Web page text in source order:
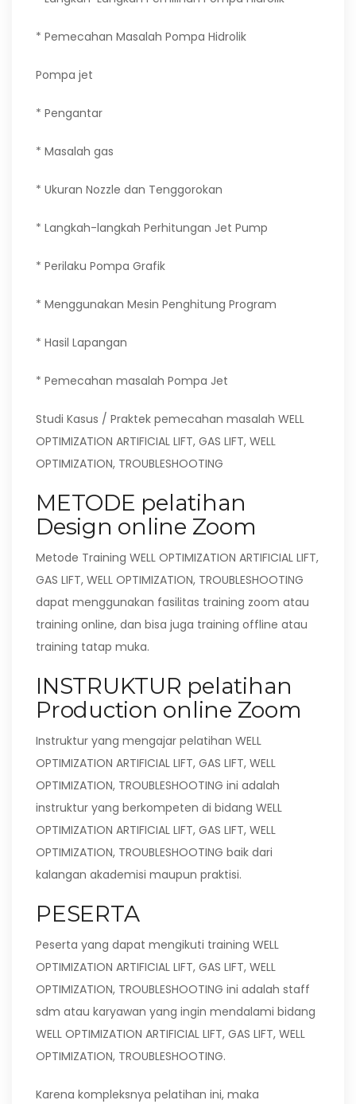
* Pemecahan Masalah Pompa Hidrolik
Pompa jet
* Pengantar
* Masalah gas
* Ukuran Nozzle dan Tenggorokan
* Langkah-langkah Perhitungan Jet Pump
* Perilaku Pompa Grafik
* Menggunakan Mesin Penghitung Program
* Hasil Lapangan
* Pemecahan masalah Pompa Jet
Studi Kasus / Praktek pemecahan masalah WELL
OPTIMIZATION ARTIFICIAL LIFT, GAS LIFT, WELL
OPTIMIZATION, TROUBLESHOOTING
METODE pelatihan
Design online Zoom
Metode Training WELL OPTIMIZATION ARTIFICIAL LIFT,
GAS LIFT, WELL OPTIMIZATION, TROUBLESHOOTING
dapat menggunakan fasilitas training zoom atau
training online, dan bisa juga training offline atau
training tatap muka.
INSTRUKTUR pelatihan
Production online Zoom
Instruktur yang mengajar pelatihan WELL
OPTIMIZATION ARTIFICIAL LIFT, GAS LIFT, WELL
OPTIMIZATION, TROUBLESHOOTING ini adalah
instruktur yang berkompeten di bidang WELL
OPTIMIZATION ARTIFICIAL LIFT, GAS LIFT, WELL
OPTIMIZATION, TROUBLESHOOTING baik dari
kalangan akademisi maupun praktisi.
PESERTA
Peserta yang dapat mengikuti training WELL
OPTIMIZATION ARTIFICIAL LIFT, GAS LIFT, WELL
OPTIMIZATION, TROUBLESHOOTING ini adalah staff
sdm atau karyawan yang ingin mendalami bidang
WELL OPTIMIZATION ARTIFICIAL LIFT, GAS LIFT, WELL
OPTIMIZATION, TROUBLESHOOTING.
Karena kompleksnya pelatihan ini, maka